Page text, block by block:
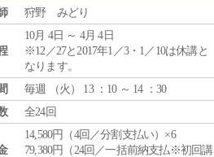
狩野 みどり
10月 4日 ～ 4月 4日
※12／27と2017年1／3・1／10は休講と
なります。
毎週 （火 ） 13 ：10 ～ 14 ：30
全24回
14,580円（4回／分割支払い）×6
79,380円（24回／一括前納支払※初回講